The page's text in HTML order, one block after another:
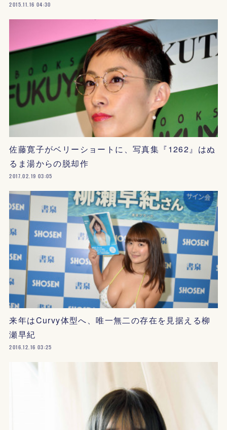
2015.11.16 04:30
佐藤寛子がベリーショートに、写真集『1262』はぬ
るま湯からの脱却作
2017.02.19 03:05
来年はCurvy体型へ、唯一無二の存在を見据える柳
瀬早紀
2016.12.16 03:25